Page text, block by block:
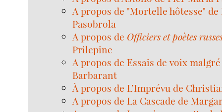
A propos de "Mortelle hôtesse"
Pasobrola
A propos de Officiers et poètes
Prilepine
A propos de Essais de voix
Barbarant
À propos de L’Imprévu de
A propos de La Cascade de